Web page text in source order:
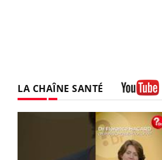
LA CHAÎNE SANTÉ